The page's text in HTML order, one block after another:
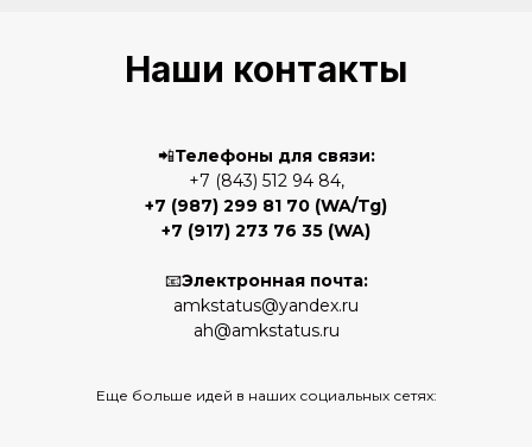
Наши контакты
📲Телефоны для связи:
+7 (843) 512 94 84,
+7 (987) 299 81 70 (WA/Tg)
+7 (917) 273 76 35 (WA)
📧Электронная почта:
amkstatus@yandex.ru
ah@amkstatus.ru
Еще больше идей в наших социальных сетях: